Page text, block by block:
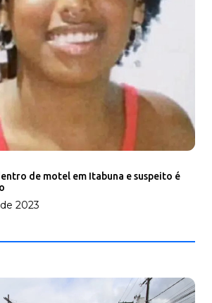
de motel em Itabuna e suspeito é
2023